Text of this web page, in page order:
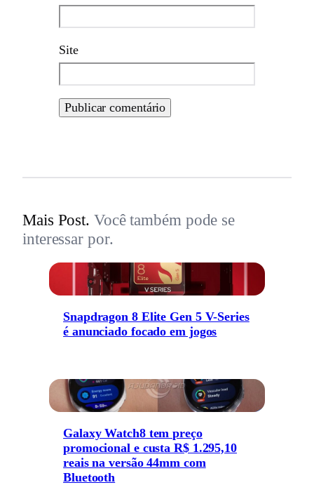
Site
Mais Post. Você também pode se
interessar por.
Snapdragon 8 Elite Gen 5 V-Series
é anunciado focado em jogos
Galaxy Watch8 tem preço
promocional e custa R$ 1.295,10
reais na versão 44mm com
Bluetooth